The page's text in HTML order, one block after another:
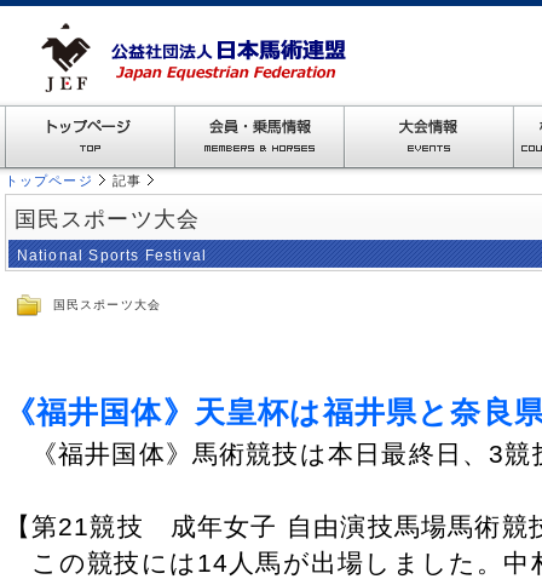
トップページ 記事
国民スポーツ大会
National Sports Festival
国民スポーツ大会
《福井国体》天皇杯は福井県と奈良
《福井国体》馬術競技は本日最終日、3競
【第21競技 成年女子 自由演技馬場馬術競
この競技には14人馬が出場しました。中